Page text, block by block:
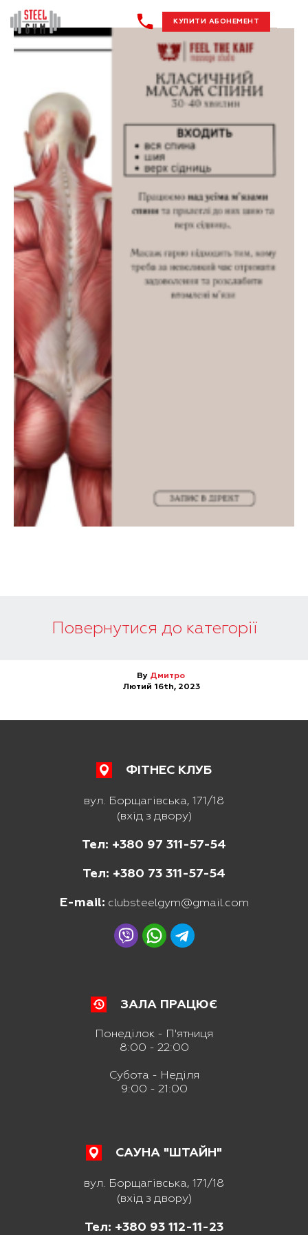
КУПИТИ АБОНЕМЕНТ
Повернутися до категорії
By Дмитро
Лютий 16th, 2023
ФІТНЕС КЛУБ
вул. Борщагівська, 171/18
(вхід з двору)
Тел: +380 97 311-57-54
Тел: +380 73 311-57-54
E-mail: clubsteelgym@gmail.com
ЗАЛА ПРАЦЮЄ
Понеділок - П'ятниця
8:00 - 22:00
Субота - Неділя
9:00 - 21:00
САУНА "ШТАЙН"
вул. Борщагівська, 171/18
(вхід з двору)
Тел: +380 93 112-11-23